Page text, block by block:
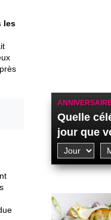
les
Quelle
jour que